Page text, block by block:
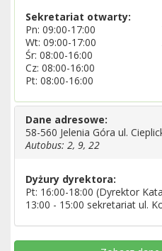
Sekretariat otwarty:
Pn: 09:00-17:00
Wt: 09:00-17:00
Śr: 08:00-16:00
Cz: 08:00-16:00
Pt: 08:00-16:00
Dane adresowe:
58-560 Jelenia Góra ul.
Autobus: 2, 9, 22
Dyżury dyrektora:
Pt: 16:00-18:00 (Dyrektor
13:00 - 15:00 sekretariat ul.